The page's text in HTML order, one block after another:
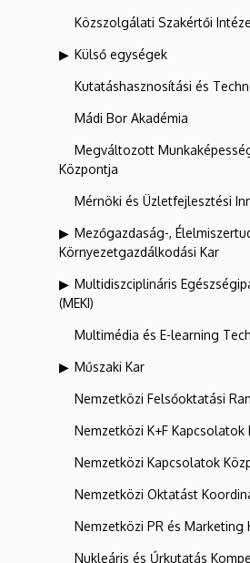
Közszolgálati Szakértői
Külső egységek
Kutatáshasznosítási és
Mádi Bor Akadémia
Megváltozott
Központja
Mérnöki és Üzletfejlesztési
Mezőgazdaság-,
Környezetgazdálkodási Kar
Multidiszciplináris
(MEKI)
Multimédia és E-learning
Műszaki Kar
Nemzetközi Felsőoktatási
Nemzetközi K+F Kapcsolatok
Nemzetközi Kapcsolatok
Nemzetközi Oktatást
Nemzetközi PR és Marketing
Nukleáris és Űrkutatás